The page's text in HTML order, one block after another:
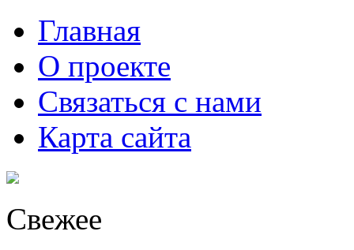
Главная
О проекте
Связаться с нами
Карта сайта
Свежее